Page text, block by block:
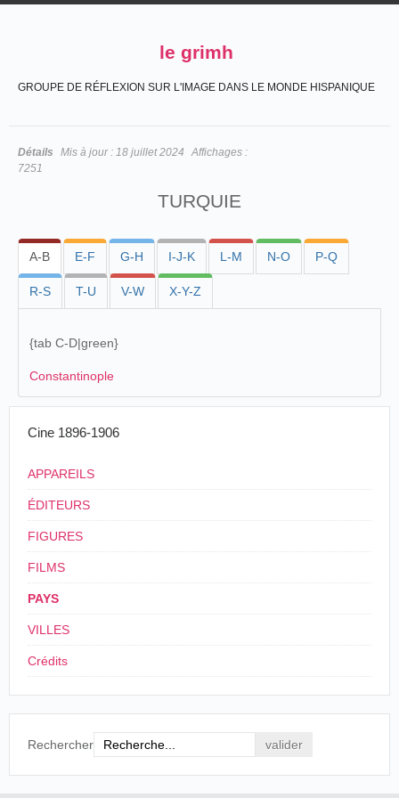
le grimh
GROUPE DE RÉFLEXION SUR L'IMAGE DANS LE MONDE HISPANIQUE
Détails Mis à jour : 18 juillet 2024
Affichages :
7251
TURQUIE
A-B E-F G-H I-J-K L-M N-O P-Q
R-S T-U V-W X-Y-Z
{tab C-D|green}
Constantinople
Cine 1896-1906
APPAREILS
ÉDITEURS
FIGURES
FILMS
PAYS
VILLES
Crédits
Rechercher